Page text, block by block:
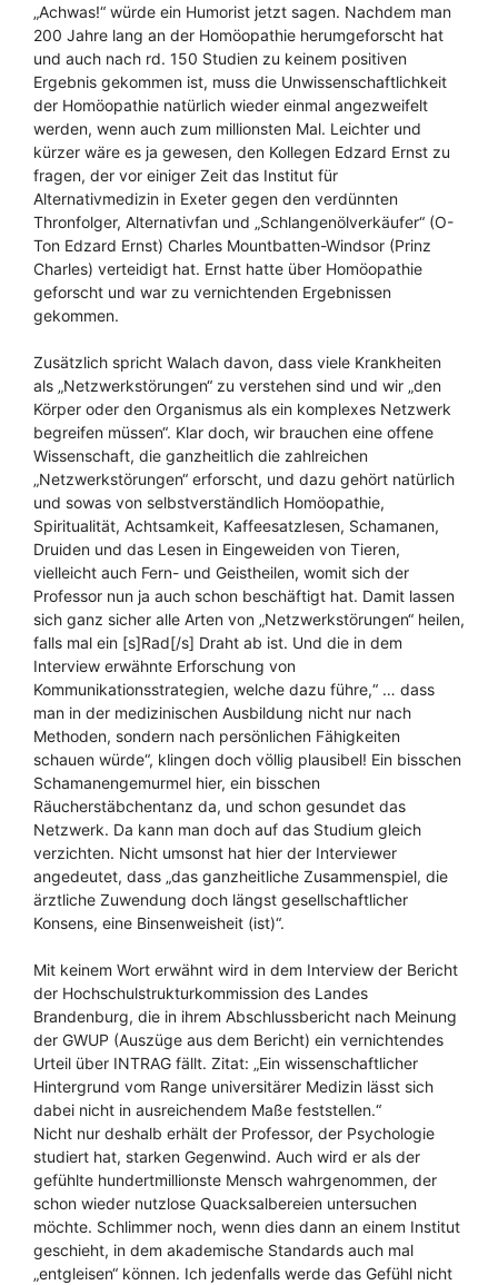
„Achwas!“ würde ein Humorist jetzt sagen. Nachdem man
200 Jahre lang an der Homöopathie herumgeforscht hat
und auch nach rd. 150 Studien zu keinem positiven
Ergebnis gekommen ist, muss die Unwissenschaftlichkeit
der Homöopathie natürlich wieder einmal angezweifelt
werden, wenn auch zum millionsten Mal. Leichter und
kürzer wäre es ja gewesen, den Kollegen Edzard Ernst zu
fragen, der vor einiger Zeit das Institut für
Alternativmedizin in Exeter gegen den verdünnten
Thronfolger, Alternativfan und „Schlangenölverkäufer“ (O-
Ton Edzard Ernst) Charles Mountbatten-Windsor (Prinz
Charles) verteidigt hat. Ernst hatte über Homöopathie
geforscht und war zu vernichtenden Ergebnissen
gekommen.
Zusätzlich spricht Walach davon, dass viele Krankheiten
als „Netzwerkstörungen“ zu verstehen sind und wir „den
Körper oder den Organismus als ein komplexes Netzwerk
begreifen müssen“. Klar doch, wir brauchen eine offene
Wissenschaft, die ganzheitlich die zahlreichen
„Netzwerkstörungen“ erforscht, und dazu gehört natürlich
und sowas von selbstverständlich Homöopathie,
Spiritualität, Achtsamkeit, Kaffeesatzlesen, Schamanen,
Druiden und das Lesen in Eingeweiden von Tieren,
vielleicht auch Fern- und Geistheilen, womit sich der
Professor nun ja auch schon beschäftigt hat. Damit lassen
sich ganz sicher alle Arten von „Netzwerkstörungen“ heilen,
falls mal ein [s]Rad[/s] Draht ab ist. Und die in dem
Interview erwähnte Erforschung von
Kommunikationsstrategien, welche dazu führe,“ … dass
man in der medizinischen Ausbildung nicht nur nach
Methoden, sondern nach persönlichen Fähigkeiten
schauen würde“, klingen doch völlig plausibel! Ein bisschen
Schamanengemurmel hier, ein bisschen
Räucherstäbchentanz da, und schon gesundet das
Netzwerk. Da kann man doch auf das Studium gleich
verzichten. Nicht umsonst hat hier der Interviewer
angedeutet, dass „das ganzheitliche Zusammenspiel, die
ärztliche Zuwendung doch längst gesellschaftlicher
Konsens, eine Binsenweisheit (ist)“.
Mit keinem Wort erwähnt wird in dem Interview der Bericht
der Hochschulstrukturkommission des Landes
Brandenburg, die in ihrem Abschlussbericht nach Meinung
der GWUP (Auszüge aus dem Bericht) ein vernichtendes
Urteil über INTRAG fällt. Zitat: „Ein wissenschaftlicher
Hintergrund vom Range universitärer Medizin lässt sich
dabei nicht in ausreichendem Maße feststellen.“
Nicht nur deshalb erhält der Professor, der Psychologie
studiert hat, starken Gegenwind. Auch wird er als der
gefühlte hundertmillionste Mensch wahrgenommen, der
schon wieder nutzlose Quacksalbereien untersuchen
möchte. Schlimmer noch, wenn dies dann an einem Institut
geschieht, in dem akademische Standards auch mal
„entgleisen“ können. Ich jedenfalls werde das Gefühl nicht